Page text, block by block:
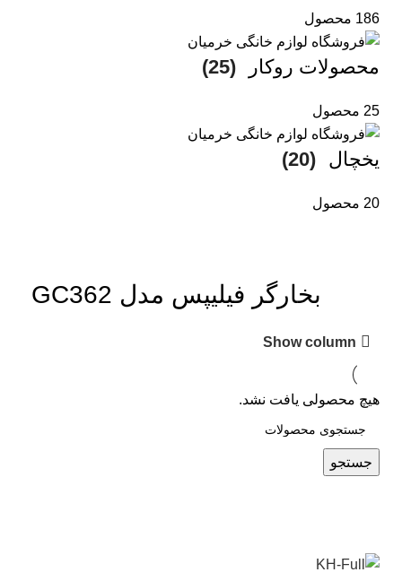
186 محصول
محصولات روکار (25)
25 محصول
یخچال (20)
20 محصول
بخارگر فیلیپس مدل GC362
Show column
هیچ محصولی یافت نشد.
جستجو